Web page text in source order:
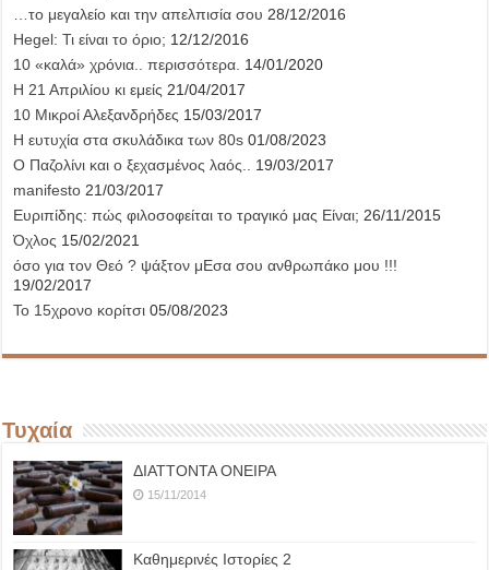
…το μεγαλείο και την απελπισία σου 28/12/2016
Hegel: Τι είναι το όριο; 12/12/2016
10 «καλά» χρόνια.. περισσότερα. 14/01/2020
Η 21 Απριλίου κι εμείς 21/04/2017
10 Μικροί Αλεξανδρήδες 15/03/2017
Η ευτυχία στα σκυλάδικα των 80s 01/08/2023
Ο Παζολίνι και ο ξεχασμένος λαός..
19/03/2017
manifesto 21/03/2017
Ευριπίδης: πώς φιλοσοφείται το τραγικό μας Είναι; 26/11/2015
Όχλος 15/02/2021
όσο για τον Θεό ? ψάξτον μΕσα σου ανθρωπάκο μου !!!
19/02/2017
Το 15χρονο κορίτσι 05/08/2023
Τυχαία
ΔΙΑΤΤΟΝΤΑ ΟΝΕΙΡΑ
15/11/2014
Καθημερινές Ιστορίες 2